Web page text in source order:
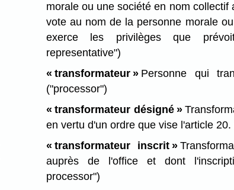
morale ou une société en nom
vote au nom de la personne morale
exerce les privilèges que
representative")
« transformateur »Personne qui
("processor")
« transformateur désigné »
en vertu d'un ordre que vise l'article 20.
« transformateur inscrit »
auprès de l'office et dont
processor")